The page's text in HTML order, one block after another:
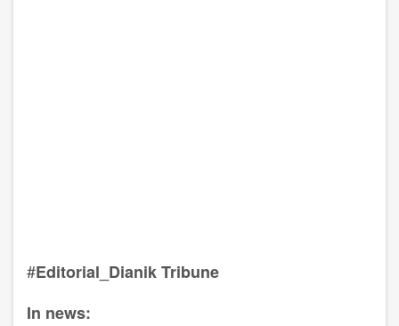
#Editorial_Dianik Tribune
In news: